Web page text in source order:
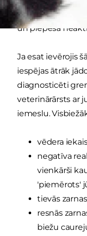
izmaiņas, gāzu
un piepeša
Ja esat ievērojis
iespējas ātrāk
diagnosticēti
veterinārārsts ar
iemeslu.
vēdera
negatīva
vienkārši
'piemērots'
tievās
resnās
biežu